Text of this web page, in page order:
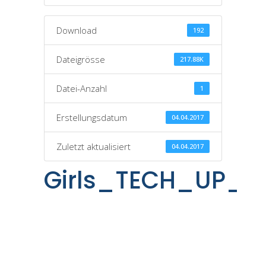
Download 192
Dateigrösse 217.88K
Datei-Anzahl 1
Erstellungsdatum 04.04.2017
Zuletzt aktualisiert 04.04.2017